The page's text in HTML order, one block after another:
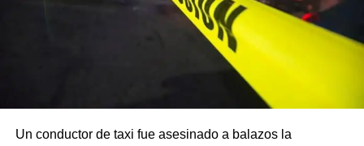
Un conductor de taxi fue asesinado a balazos la